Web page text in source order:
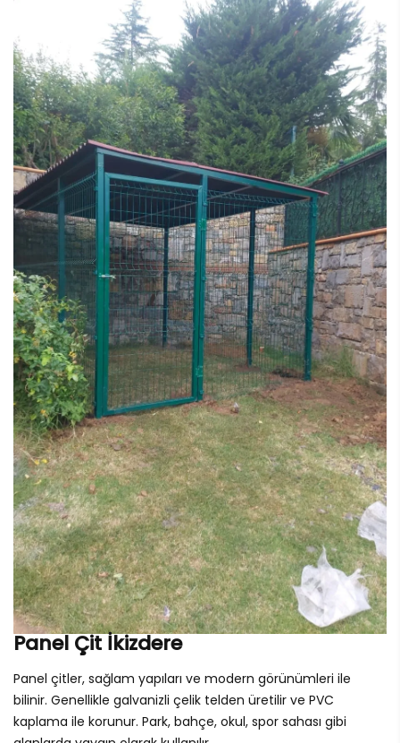
Panel Çit İkizdere
Panel çitler, sağlam yapıları ve modern görünümleri ile
bilinir. Genellikle galvanizli çelik telden üretilir ve PVC
kaplama ile korunur. Park, bahçe, okul, spor sahası gibi